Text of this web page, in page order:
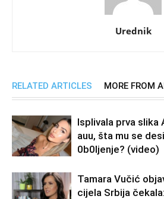
Urednik
RELATED ARTICLES MORE FROM
Isplivala prva slika
auu, šta mu se
0b0Ijenje? (video)
Tamara Vučić
cijela Srbija